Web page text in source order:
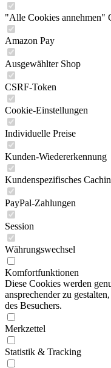
"Alle Cookies annehmen"
Amazon Pay
Ausgewählter Shop
CSRF-Token
Cookie-Einstellungen
Individuelle Preise
Kunden-Wiedererkennung
Kundenspezifisches
PayPal-Zahlungen
Session
Währungswechsel
Komfortfunktionen
Diese Cookies werden
ansprechender zu
des Besuchers.
Merkzettel
Statistik & Tracking